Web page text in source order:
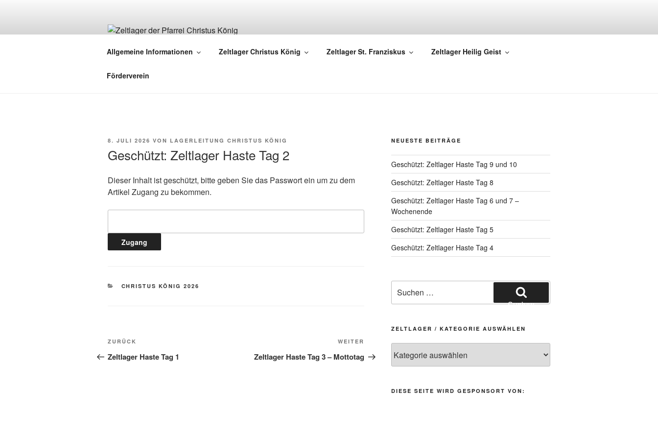
ZELTLAGER DER PFARREI CHRISTUS KÖNIG
Allgemeine Informationen Zeltlager Christus König Zeltlager St. Franziskus Zeltlager Heilig Geist
Förderverein
VERÖFFENTLICHT
8. JULI 2026 VON LAGERLEITUNG CHRISTUS KÖNIG
Geschützt: Zeltlager Haste Tag 2
Dieser Inhalt ist geschützt, bitte geben Sie das Passwort ein um zu dem
Artikel Zugang zu bekommen.
KATEGORIEN
CHRISTUS KÖNIG 2026
Beitragsnavigation
Vorheriger
Beitrag
ZURÜCK
Zeltlager Haste Tag 1
Nächster
Beitrag
WEITER
Zeltlager Haste Tag 3 – Mottotag
NEUESTE BEITRÄGE
Geschützt: Zeltlager Haste Tag 9 und 10
Geschützt: Zeltlager Haste Tag 8
Geschützt: Zeltlager Haste Tag 6 und 7 –
Wochenende
Geschützt: Zeltlager Haste Tag 5
Geschützt: Zeltlager Haste Tag 4
nach:
Suchen
ZELTLAGER / KATEGORIE AUSWÄHLEN
Kategorie
DIESE SEITE WIRD GESPONSORT VON: